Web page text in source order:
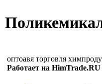
оптоавя торговля
Работает на HimTrade.RU